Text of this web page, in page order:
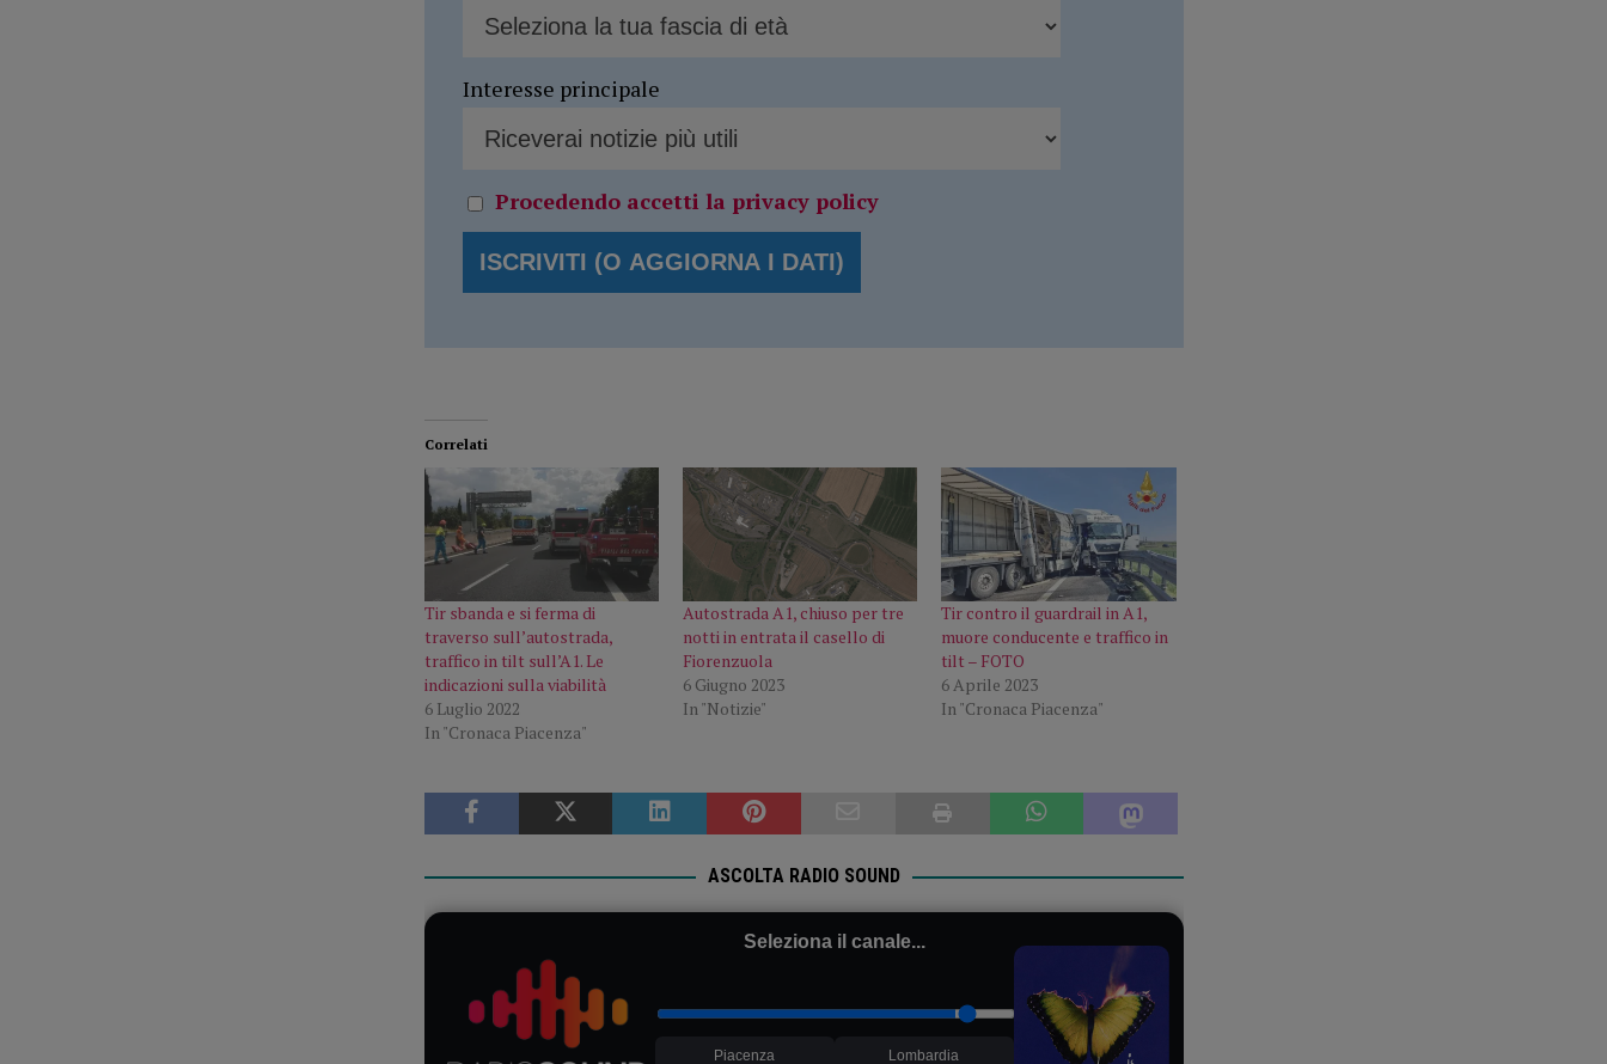
Interesse principale
Procedendo accetti la privacy policy
Correlati
Tir sbanda e si ferma di
traverso sull’autostrada,
traffico in tilt sull’A1. Le
indicazioni sulla viabilità
6 Luglio 2022
In "Cronaca Piacenza"
Autostrada A1, chiuso per tre
notti in entrata il casello di
Fiorenzuola
6 Giugno 2023
In "Notizie"
Tir contro il guardrail in A1,
muore conducente e traffico in
tilt – FOTO
6 Aprile 2023
In "Cronaca Piacenza"
ASCOLTA RADIO SOUND
Seleziona il canale...
Piacenza Lombardia